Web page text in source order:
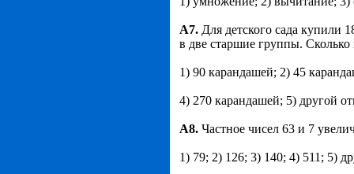
A7. Для детского сада купили
в две старшие группы.
1) 90 карандашей; 2) 45
4) 270 карандашей; 5) другой
A8. Частное чисел 63 и 7
1) 79; 2) 126; 3) 140; 4) 511; 5)